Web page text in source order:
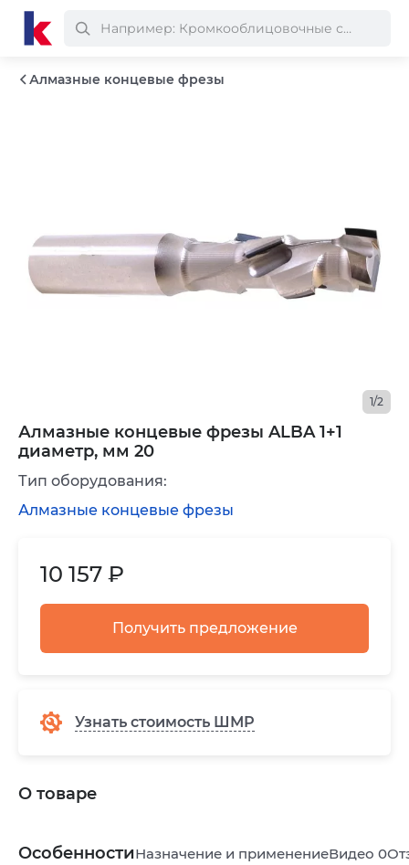
Алмазные концевые фрезы
Алмазные концевые фрезы ALBA 1+1
диаметр, мм 20
1/2
10 157 ₽
Получить предложение
Узнать стоимость ШМР
Тип оборудования:
Алмазные концевые фрезы
О товаре
ОсобенностиНазначение и применениеВидео 0